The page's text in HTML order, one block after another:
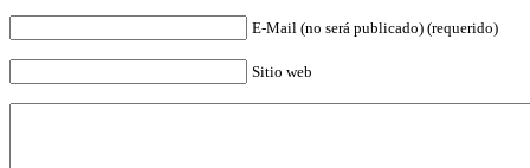
E-Mail (no será publicado) (requerido)
Sitio web